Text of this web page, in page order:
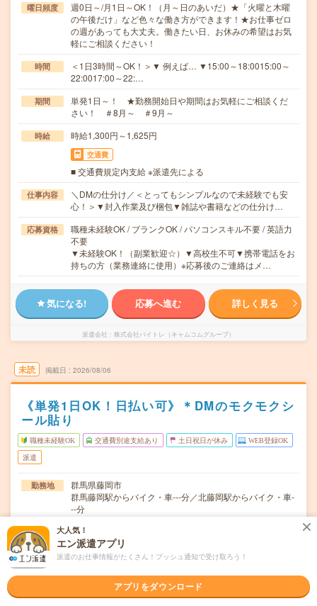
曜日頻度
週0日～/月1日～OK！（月～日のあいだ）★「火曜と木曜
の午後だけ」など色々な働き方ができます！★お仕事ゼロ
の週があっても大丈夫。働きたい日、お休みの希望はお気
軽にご相談ください！
時間
＜1日3時間～OK！＞▼ 例えば… ▼15:00～18:0015:00～
22:0017:00～22:…
期間
単発1日～！ ★勤務開始日や期間はお気軽にご相談くだ
さい！ ＃8月～ ＃9月～
時給 時給1,300円～1,625円
交通費
■ 交通費規定内支給 ※派遣先による
仕事内容
＼DMの仕分け／＜とってもシンプルなので未経験でも安
心！＞▼封入作業及び梱包▼雑誌や書籍などの仕分け…
応募資格
職種未経験OK / ブランクOK / パソコンスキル不要 / 英語力
不要
▼未経験OK！（副業歓迎☆）▼高校生不可▼携帯電話をお
持ちの方（業務連絡に使用）※応募後のご連絡はメ…
気になる! 応募へ進む 詳しく見る
派遣会社 株式会社バイトレ（キャムコムグループ）
未読 掲載日 2026/08/06
《単発1日OK！日払い可》＊DMのモクモクシ
ール貼り
職種未経験OK 交通費別途支給あり 土日祝日が休み WEB登録OK
派遣
勤務地
群馬県藤岡市
群馬藤岡駅からバイク・車---分／北藤岡駅からバイク・車-
--分
曜日頻度
週0日～/月1日～OK！（月～日のあいだ）★「火曜と木曜
の午後だけ」など色々な働き方ができます！★お仕事ゼロ
の週があっても大丈夫。働きたい日、お休みの希望はお気
＜1日3時間～OK！＞▼ 例えば… ▼15:00～18:0015:00～
22:0017:00～22:…
大人気！
エン派遣アプリ
派遣のお仕事情報がたくさん！プッシュ通知で受け取ろう！
アプリをダウンロード